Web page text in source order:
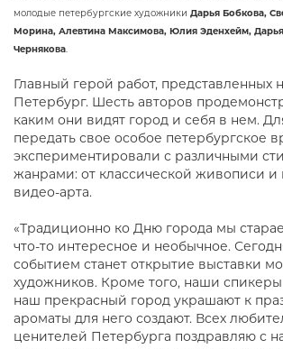
молодые петербургские художники Дарья Бобкова,
Морина, Алевтина Максимова, Юлия Эденхейм,
Чернякова.
Главный герой работ, представленных
Петербург. Шесть авторов
каким они видят город и себя в нем.
передать свое особое петербургское
экспериментировали с различными
жанрами: от классической живописи и
видео-арта.
«Традиционно ко Дню города мы
что-то интересное и необычное.
событием станет открытие выставки
художников. Кроме того, наши спикеры
наш прекрасный город украшают к
ароматы для него создают. Всех
ценителей Петербурга поздравляю с